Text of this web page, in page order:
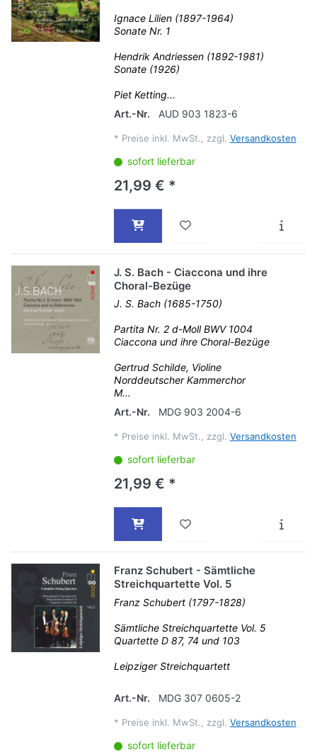
Ignace Lilien (1897-1964)
Sonate Nr. 1
Hendrik Andriessen (1892-1981)
Sonate (1926)
Piet Ketting...
Art.-Nr.
AUD 903 1823-6
* Preise inkl. MwSt., zzgl. Versandkosten
sofort lieferbar
21,99 € *
J. S. Bach - Ciaccona und ihre
Choral-Bezüge
J. S. Bach (1685-1750)
Partita Nr. 2 d-Moll BWV 1004
Ciaccona und ihre Choral-Bezüge
Gertrud Schilde, Violine
Norddeutscher Kammerchor
M...
Art.-Nr.
MDG 903 2004-6
* Preise inkl. MwSt., zzgl. Versandkosten
sofort lieferbar
21,99 € *
Franz Schubert - Sämtliche
Streichquartette Vol. 5
Franz Schubert (1797-1828)
Sämtliche Streichquartette Vol. 5
Quartette D 87, 74 und 103
Leipziger Streichquartett
Art.-Nr. MDG 307 0605-2
* Preise inkl. MwSt., zzgl. Versandkosten
sofort lieferbar